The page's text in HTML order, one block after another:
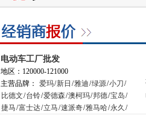
电动车工厂批发
地区：120000-121000
主营品牌： 爱玛/新日 /雅迪/绿源/小刀/
比德文/台铃/爱德森/澳柯玛/邦德/宝岛/
捷马/富士达/立马/速派奇/雅马哈/永久 /